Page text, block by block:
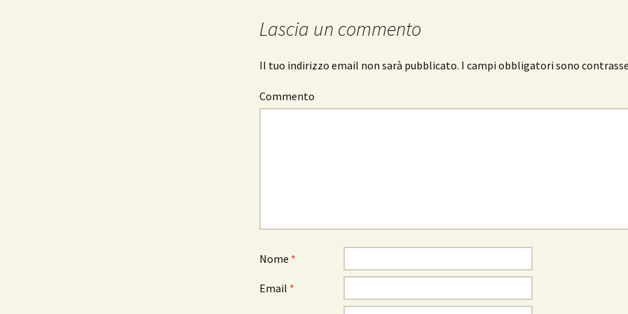
Lascia un commento
Il tuo indirizzo email non sarà pubblicato. I campi obbligatori sono
Commento
Nome *
Email *